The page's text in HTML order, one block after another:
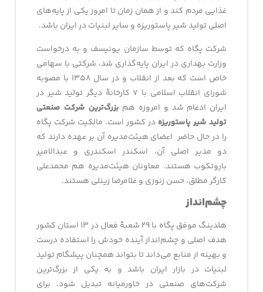
غذایی مردم کند و از همان زمان تا امروز یکی از پایه‌های
اصلی تولید شیر پاستوریزه و سایر لبنیات در ایران باشد.
شرکت پگاه که توسط سازمان یونیسف و به درخواست
وزارت بهداری در ایران پایه‌گذاری شد، شرکتی با سهامی
خاص است که بعد از انقلاب و در سال ۱۳۵۸ با مصوبه
شورای انقلاب اسلامی با ۷ کارخانۀ دیگر تولید شیر در
ایران ادغام شد و امروزه هم بزرگ‌ترین شرکت صنعتی
تولید شیر پاستوریزه در کشور است. مالکیت شرکت پگاه
را در حال حاضر اعضای هیئت‌مدیره آن بر عهده دارند که
دو مدیر اصلی آن، اسکندر اسکندری و عبدالامیر
باروتکوب هستند. معاونان هیئت‌مدیره هم محمدعلی
کارگر مطلق، حسن زنوزی و غلامرضا زینلی هستند.
چشم‌انداز
هلدینگ موفق پگاه با ۲۹ شعبۀ فعال در ۱۳ استان کشور
هدف اصلی و چشم‌انداز آینده خودش را استفاده درست
و بهینه از منابع می‌داند تا بتواند همچنان پیشگام تولید
لبنیات در بازار ایران باشد و به یکی از بزرگ‌ترین
شرکت‌های صنعتی در خاورمیانه تبدیل شود. برای